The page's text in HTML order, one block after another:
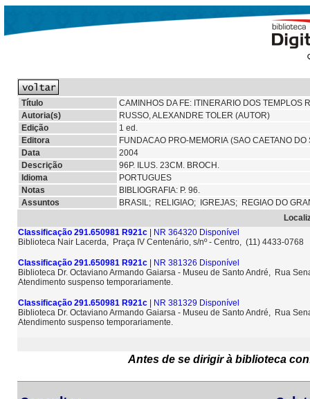
Título
CAMINHOS DA FE: ITINERARIO DOS TEMPLOS
Autoria(s)
RUSSO, ALEXANDRE TOLER (AUTOR)
Edição
1 ed.
Editora
FUNDACAO PRO-MEMORIA (SAO CAETANO DO
Data
2004
Descrição
96P. ILUS. 23CM. BROCH.
Idioma
PORTUGUES
Notas
BIBLIOGRAFIA: P. 96.
Assuntos
BRASIL; RELIGIAO; IGREJAS; REGIAO DO
Classificação 291.650981 R921c | NR 364320 Disponível
Biblioteca Nair Lacerda, Praça IV Centenário, s/nº - Centro, (11) 4433-0768
Classificação 291.650981 R921c | NR 381326 Disponível
Biblioteca Dr. Octaviano Armando Gaiarsa - Museu de Santo André, Rua
Atendimento suspenso temporariamente.
Classificação 291.650981 R921c | NR 381329 Disponível
Biblioteca Dr. Octaviano Armando Gaiarsa - Museu de Santo André, Rua
Atendimento suspenso temporariamente.
Antes de se dirigir à biblioteca